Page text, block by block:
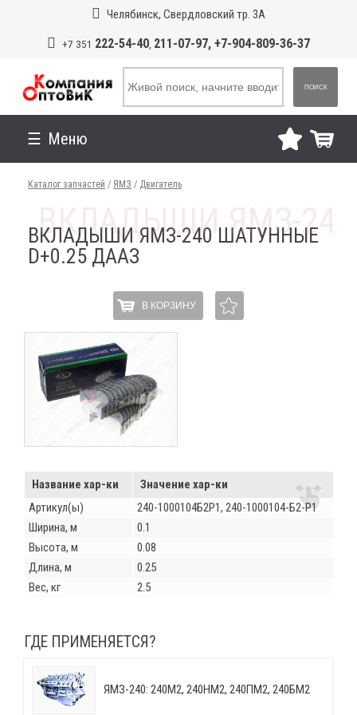
Челябинск, Свердловский тр. 3А
+7 351 222-54-40, 211-07-97, +7-904-809-36-37
ПОИСК
Меню
Каталог запчастей / ЯМЗ / Двигатель
ВКЛАДЫШИ ЯМЗ-240 ШАТУННЫЕ
D+0.25 ДААЗ
В КОРЗИНУ
Название хар-ки
Значение хар-ки
Артикул(ы)
240-1000104Б2Р1, 240-1000104-Б2-Р1
Ширина, м
0.1
Высота, м
0.08
Длина, м
0.25
Вес, кг
2.5
ГДЕ ПРИМЕНЯЕТСЯ?
ЯМЗ-240: 240М2, 240НМ2, 240ПМ2, 240БМ2